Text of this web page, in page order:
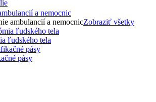
a nemocnic
ambulancií a nemocnicZobraziť všetky
ľudského tela
pásy